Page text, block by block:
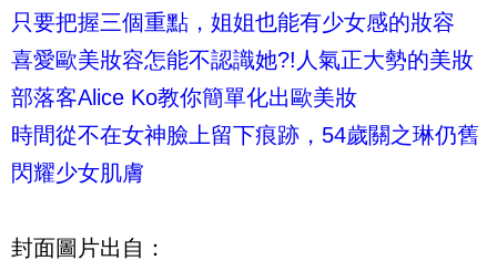
只要把握三個重點，姐姐也能有少女感的妝容
喜愛歐美妝容怎能不認識她?!人氣正大勢的美妝
部落客Alice Ko教你簡單化出歐美妝
時間從不在女神臉上留下痕跡，54歲關之琳仍舊
閃耀少女肌膚
封面圖片出自：